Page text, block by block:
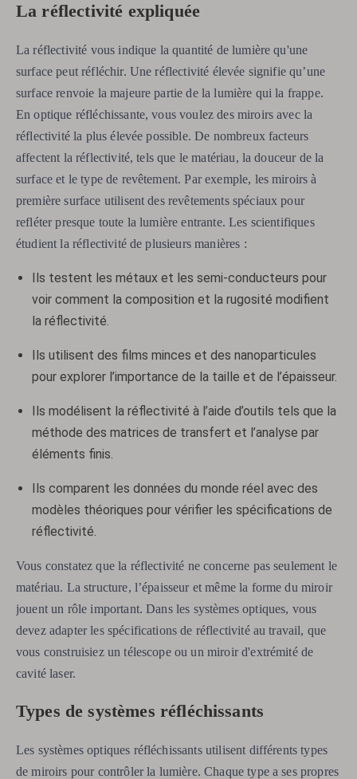
La réflectivité expliquée
La réflectivité vous indique la quantité de lumière qu'une
surface peut réfléchir. Une réflectivité élevée signifie qu’une
surface renvoie la majeure partie de la lumière qui la frappe.
En optique réfléchissante, vous voulez des miroirs avec la
réflectivité la plus élevée possible. De nombreux facteurs
affectent la réflectivité, tels que le matériau, la douceur de la
surface et le type de revêtement. Par exemple, les miroirs à
première surface utilisent des revêtements spéciaux pour
refléter presque toute la lumière entrante. Les scientifiques
étudient la réflectivité de plusieurs manières :
Ils testent les métaux et les semi-conducteurs pour
voir comment la composition et la rugosité modifient
la réflectivité.
Ils utilisent des films minces et des nanoparticules
pour explorer l’importance de la taille et de l’épaisseur.
Ils modélisent la réflectivité à l’aide d’outils tels que la
méthode des matrices de transfert et l’analyse par
éléments finis.
Ils comparent les données du monde réel avec des
modèles théoriques pour vérifier les spécifications de
réflectivité.
Vous constatez que la réflectivité ne concerne pas seulement le
matériau. La structure, l’épaisseur et même la forme du miroir
jouent un rôle important. Dans les systèmes optiques, vous
devez adapter les spécifications de réflectivité au travail, que
vous construisiez un télescope ou un miroir d'extrémité de
cavité laser.
Types de systèmes réfléchissants
Les systèmes optiques réfléchissants utilisent différents types
de miroirs pour contrôler la lumière. Chaque type a ses propres